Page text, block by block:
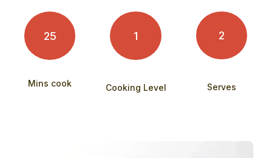
25
Mins cook
1
Cooking Level
2
Serves